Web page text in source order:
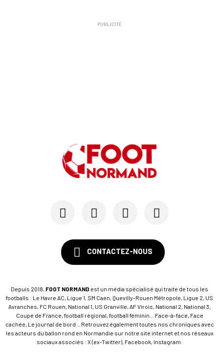
PUBLICITÉ
CONTACTEZ-NOUS
Depuis 2018, FOOT NORMAND est un média spécialisé qui traite de tous les
footballs : Le Havre AC, Ligue 1, SM Caen, Quevilly-Rouen Métropole, Ligue 2, US
Avranches, FC Rouen, National 1, US Granville, AF Virois, National 2, National 3,
Coupe de France, football régional, football féminin... Face-à-face, Face
cachée, Le journal de bord... Retrouvez également toutes nos chroniques avec
les acteurs du ballon rond en Normandie sur notre site internet et nos réseaux
sociaux associés : X (ex-Twitter), Facebook, Instagram.